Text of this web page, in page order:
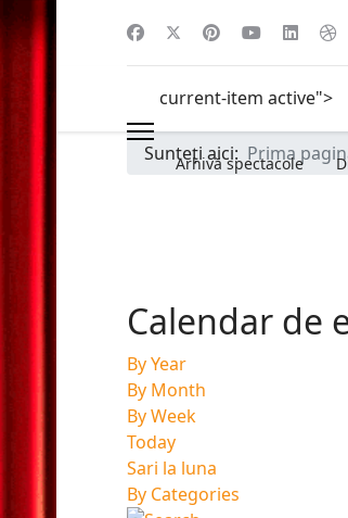
current-item active">
Arhivă spectacole
Sunteți aici: Prima
Calendar de
By Year
By Month
By Week
Today
Sari la luna
By Categories